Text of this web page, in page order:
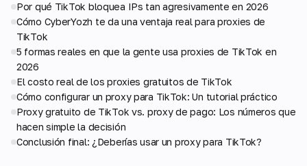
Por qué TikTok bloquea IPs tan agresivamente en 2026
Cómo CyberYozh te da una ventaja real para proxies de
TikTok
5 formas reales en que la gente usa proxies de TikTok en
2026
El costo real de los proxies gratuitos de TikTok
Cómo configurar un proxy para TikTok: Un tutorial práctico
Proxy gratuito de TikTok vs. proxy de pago: Los números que
hacen simple la decisión
Conclusión final: ¿Deberías usar un proxy para TikTok?